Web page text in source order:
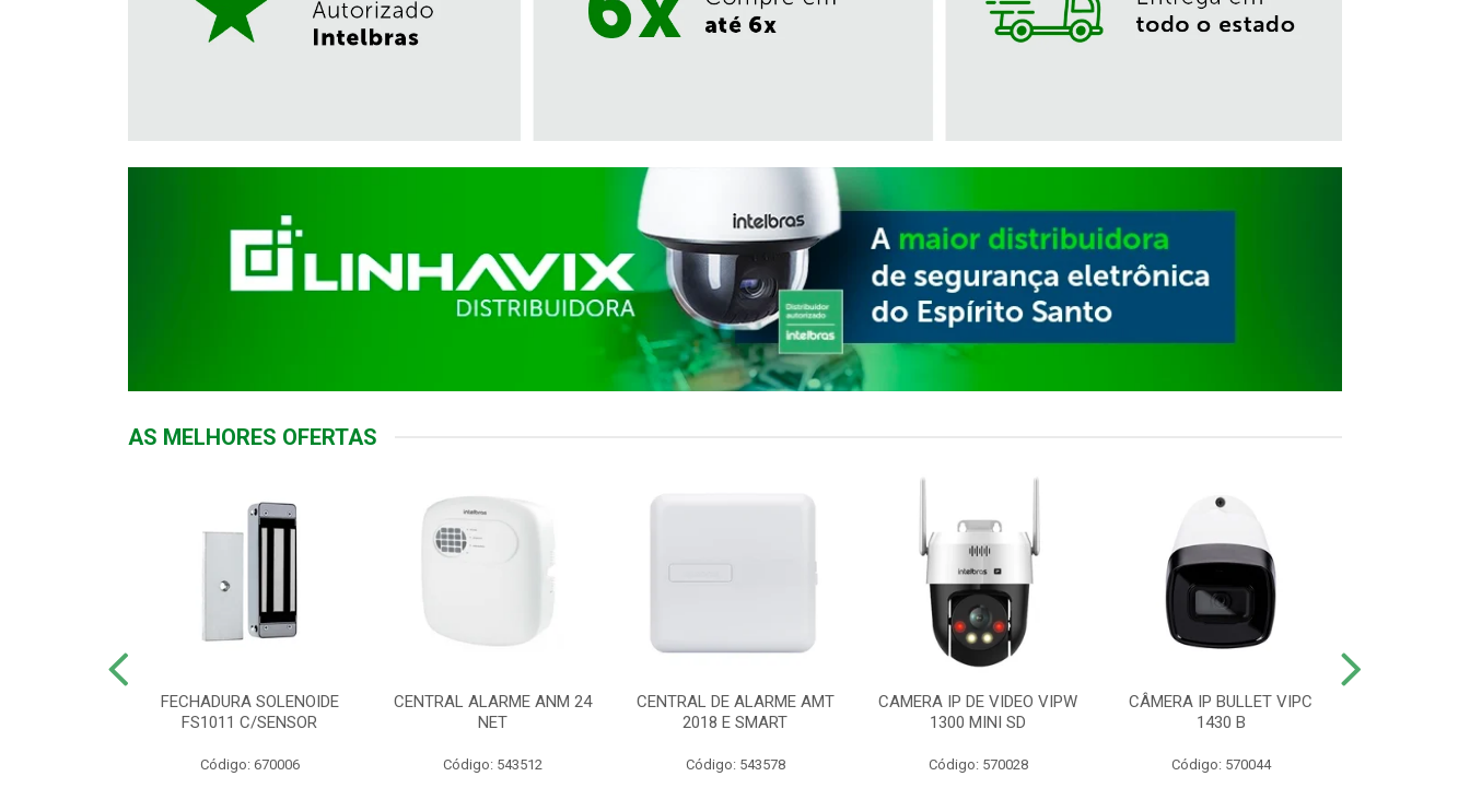
AS MELHORES OFERTAS
FECHADURA SOLENOIDE
FS1011 C/SENSOR
Código: 670006
CENTRAL ALARME ANM 24
NET
Código: 543512
CENTRAL DE ALARME AMT
2018 E SMART
Código: 543578
CAMERA IP DE VIDEO VIPW
1300 MINI SD
Código: 570028
CÂMERA IP BULLET VIPC
1430 B
Código: 570044